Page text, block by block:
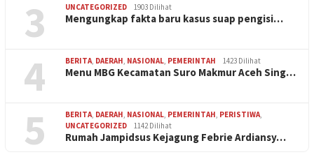
3 UNCATEGORIZED 1903 Dilihat
Mengungkap fakta baru kasus suap pengisi…
4 BERITA, DAERAH, NASIONAL, PEMERINTAH 1423 Dilihat
Menu MBG Kecamatan Suro Makmur Aceh Sing…
5 BERITA, DAERAH, NASIONAL, PEMERINTAH, PERISTIWA,
UNCATEGORIZED
1142 Dilihat
Rumah Jampidsus Kejagung Febrie Ardiansy…